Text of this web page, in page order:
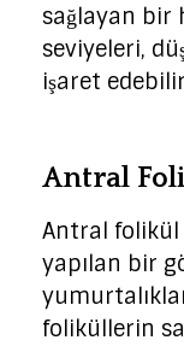
sağlayan bir
seviyeleri,
işaret
Antral
Antral folikül
yapılan bir
foliküllerin